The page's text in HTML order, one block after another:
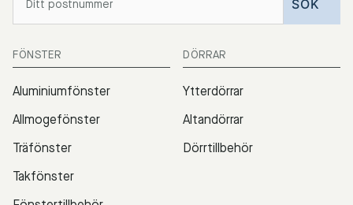
FÖNSTER
Aluminiumfönster
Allmogefönster
Träfönster
Takfönster
DÖRRAR
Ytterdörrar
Altandörrar
Dörrtillbehör